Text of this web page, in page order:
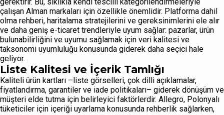
çalışan Alman markaları için özellikle önemlidir. Platforma dahil
olma rehberi, haritalama stratejilerini ve gereksinimlerini ele alır
ve daha geniş e-ticaret trendleriyle uyum sağlar: pazarlar, ürün
bulunabilirliğini ve uyumu sağlamak için veri kalitesi ve
taksonomi uyumluluğu konusunda giderek daha seçici hale
geliyor.
Liste Kalitesi ve İçerik Tamlığı
Kaliteli ürün kartları –liste görselleri, çok dilli açıklamalar,
fiyatlandırma, garantiler ve iade politikaları– giderek dönüşüm ve
müşteri elde tutma için belirleyici faktörlerdir. Allegro, Polonyalı
tüketiciler için içeriği uyarlama konusunda rehberlik sağlarken,